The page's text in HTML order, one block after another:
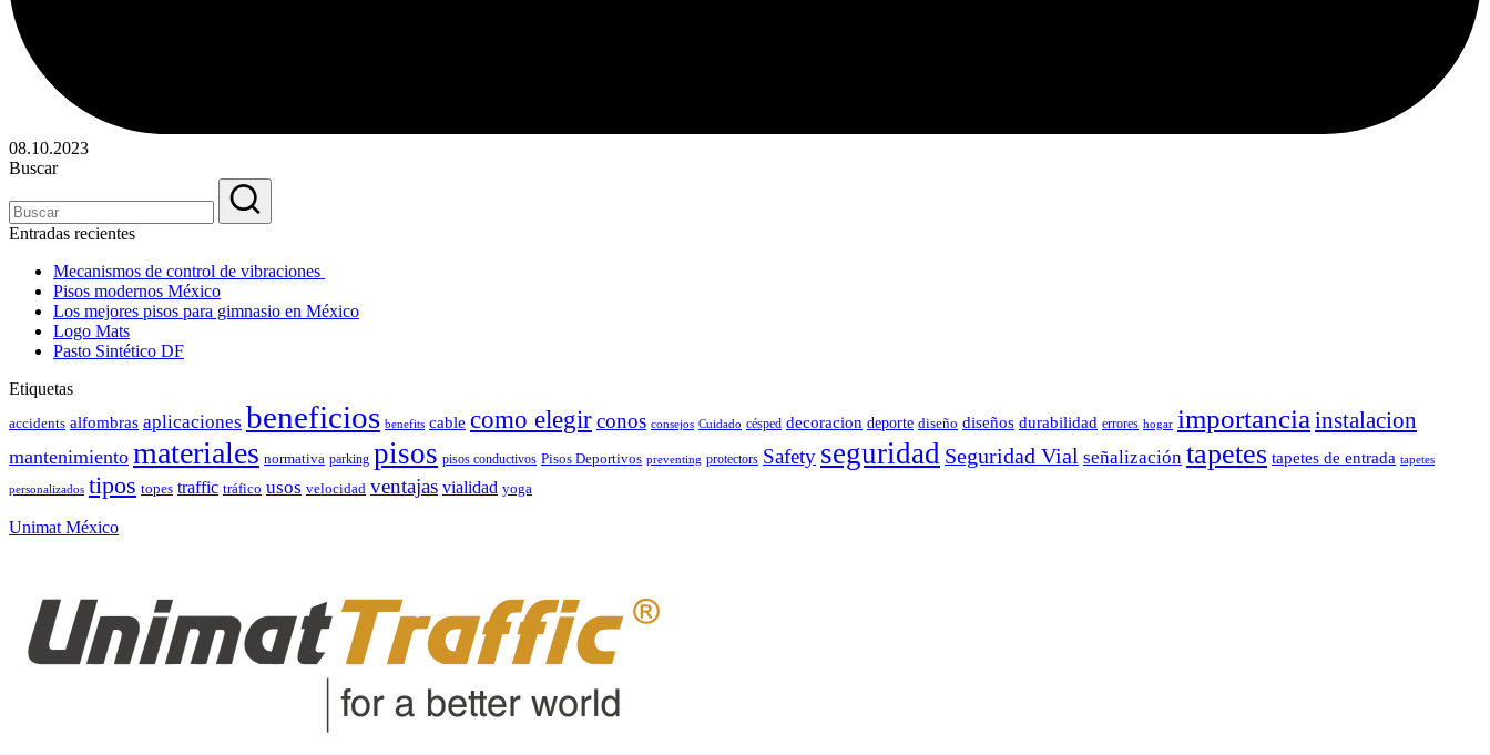
08.10.2023
Buscar
Entradas recientes
Mecanismos de control de vibraciones
Pisos modernos México
Los mejores pisos para gimnasio en México
Logo Mats
Pasto Sintético DF
Etiquetas
accidents alfombras aplicaciones beneficios benefits cable como elegirconos consejos Cuidado césped decoracion deporte diseño diseños durabilidad errores hogar importanciainstalacion
mantenimiento materiales normativa parking pisos pisos conductivos Pisos Deportivos preventing protectors Safety seguridad Seguridad Vial señalización tapetes tapetes de entrada tapetes
personalizados tipos topes traffic tráfico usos velocidad ventajas vialidad yoga
Unimat México